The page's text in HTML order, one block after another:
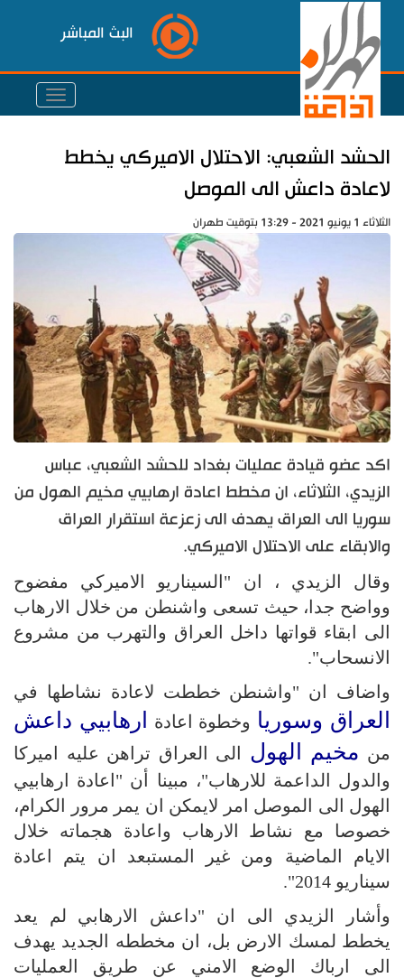
البث المباشر
الحشد الشعبي: الاحتلال الاميركي يخطط
لاعادة داعش الى الموصل
الثلاثاء 1 يونيو 2021 - 13:29 بتوقيت طهران
اكد عضو قيادة عمليات بغداد للحشد الشعبي، عباس
الزيدي، الثلاثاء، ان مخطط اعادة ارهابيي مخيم الهول من
سوريا الى العراق يهدف الى زعزعة استقرار العراق
والابقاء على الاحتلال الاميركي.
وقال الزيدي ، ان "السيناريو الاميركي مفضوح
وواضح جدا، حيث تسعى واشنطن من خلال الارهاب
الى ابقاء قواتها داخل العراق والتهرب من مشروع
الانسحاب".
واضاف ان "واشنطن خططت لاعادة نشاطها في
العراق وسوريا وخطوة اعادة ارهابيي داعش
من مخيم الهول الى العراق تراهن عليه اميركا
والدول الداعمة للارهاب"، مبينا أن "اعادة ارهابيي
الهول الى الموصل امر لايمكن ان يمر مرور الكرام،
خصوصا مع نشاط الارهاب واعادة هجماته خلال
الايام الماضية ومن غير المستبعد ان يتم اعادة
سيناريو 2014".
وأشار الزيدي الى ان "داعش الارهابي لم يعد
يخطط لمسك الارض بل، ان مخططه الجديد يهدف
الى ارباك الوضع الامني عن طريق العمليات